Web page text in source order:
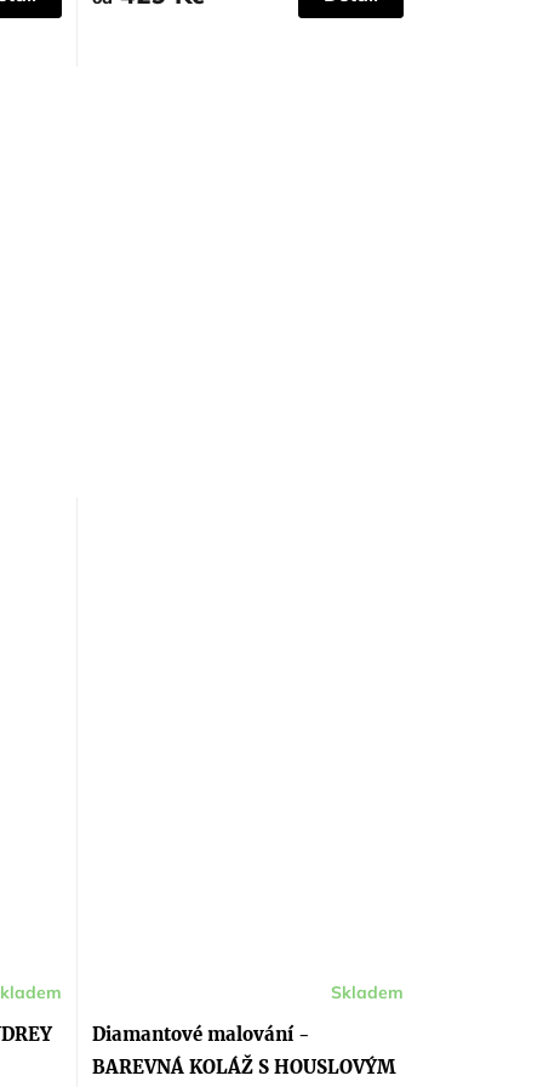
Diamantové malování -
BAREVNÁ KOLÁŽ S HOUSLOVÝM
Skladem